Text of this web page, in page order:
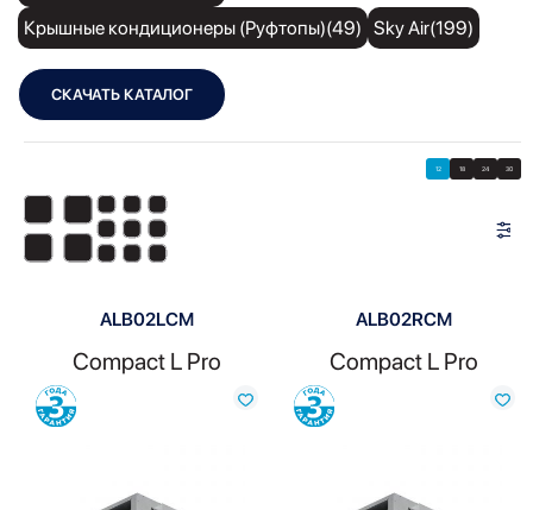
Крышные кондиционеры (Руфтопы)(49) Sky Air(199)
СКАЧАТЬ КАТАЛОГ
12 18 24 30
ALB02LCM
Compact L Pro
Сравнить
ALB02RCM
Compact L Pro
Сравнить